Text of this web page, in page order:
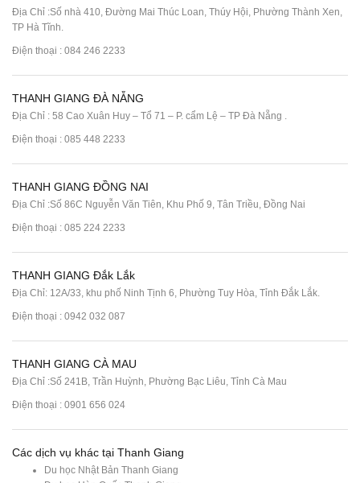
Địa Chỉ :Số nhà 410, Đường Mai Thúc Loan, Thúy Hội, Phường Thành Xen,
TP Hà Tĩnh.
Điện thoại : 084 246 2233
THANH GIANG ĐÀ NẴNG
Địa Chỉ : 58 Cao Xuân Huy – Tổ 71 – P. cẩm Lệ – TP Đà Nẵng .
Điện thoại : 085 448 2233
THANH GIANG ĐỒNG NAI
Địa Chỉ :Số 86C Nguyễn Văn Tiên, Khu Phố 9, Tân Triều, Đồng Nai
Điện thoại : 085 224 2233
THANH GIANG Đắk Lắk
Địa Chỉ: 12A/33, khu phố Ninh Tịnh 6, Phường Tuy Hòa, Tỉnh Đắk Lắk.
Điện thoại : 0942 032 087
THANH GIANG CÀ MAU
Địa Chỉ :Số 241B, Trần Huỳnh, Phường Bạc Liêu, Tỉnh Cà Mau
Điện thoại : 0901 656 024
Các dịch vụ khác tại Thanh Giang
Du học Nhật Bản Thanh Giang